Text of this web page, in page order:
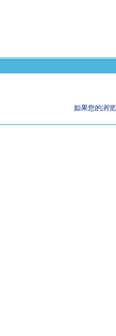
如果您的浏